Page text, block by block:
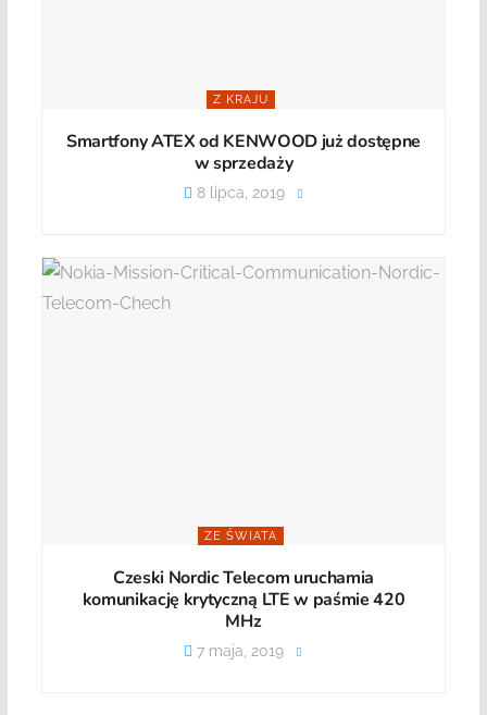
Z KRAJU
Smartfony ATEX od KENWOOD już dostępne
w sprzedaży
8 lipca, 2019
ZE ŚWIATA
Czeski Nordic Telecom uruchamia
komunikację krytyczną LTE w paśmie 420
MHz
7 maja, 2019